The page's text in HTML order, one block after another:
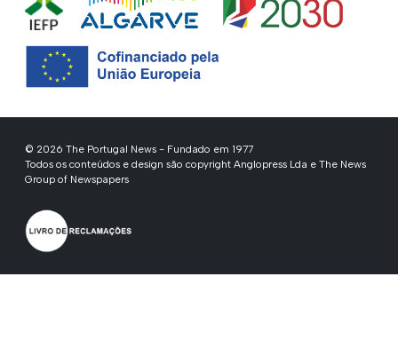
© 2026 The Portugal News - Fundado em 1977
Todos os conteúdos e design são copyright Anglopress Lda e The News
Group of Newspapers